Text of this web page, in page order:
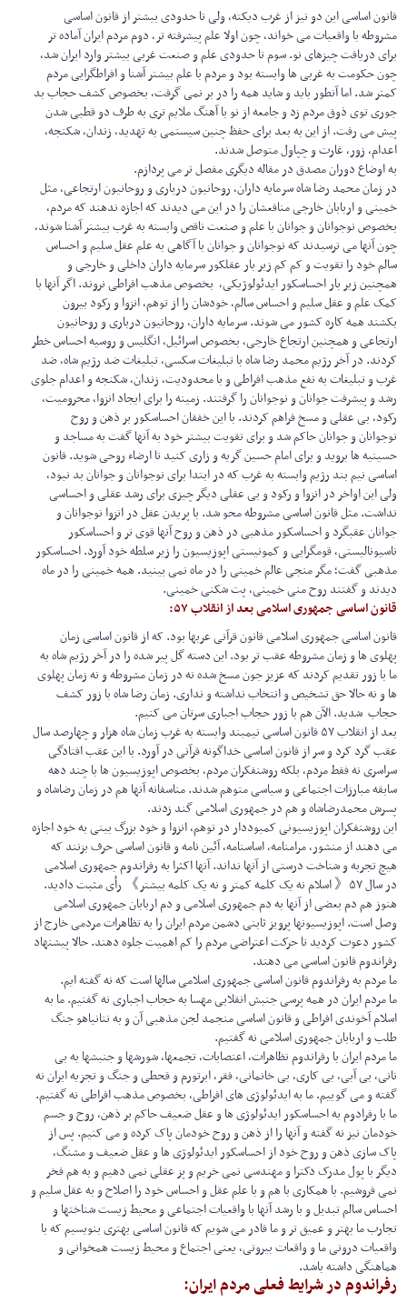
قانون اساسی این دو نیز از غرب دیکته، ولی تا حدودی بیشتر از قانون اساسی
مشروطه با واقعیات می خواند، چون اولا علم پیشرفته تر، دوم مردم ایران آماده تر
برای دریافت چیزهای نو. سوم تا حدودی علم و صنعت غربی بیشتر وارد ایران شد،
چون حکومت به غربی ها وابسته بود و مردم با علم بیشتر آشنا و افراطگرایی مردم
کمتر شد. اما آنطور باید و شاید همه را در بر نمی گرفت، بخصوص کشف حجاب بد
جوری توی ذوق مردم زد و جامعه از نو با آهنگ ملایم تری به طرف دو قطبی شدن
پیش می رفت. از این به بعد برای حفظ چنین سیستمی به تهدید، زندان، شکنجه،
اعدام، زور، غارت و چپاول متوصل شدند.
به اوضاع دوران مصدق در مقاله دیگری مفصل تر می پردازم.
در زمان محمد رضا شاه سرمایه داران، روحانیون درباری و روحانیون ارتجاعی، مثل
خمینی و اربابان خارجی منافعشان را در این می دیدند که اجازه ندهند که مردم،
بخصوص نوجوانان و جوانان با علم و صنعت ناقص وابسته به غرب بیشتر آشنا شوند،
چون آنها می ترسیدند که نوجوانان و جوانان با آگاهی به علم عقل سلیم و احساس
سالم خود را تقویت و کم کم زیر بار عقلکور سرمایه داران داخلی و خارجی و
همچنین زیر بار احساسکور ایدئولوژیکی، بخصوص مذهب افراطی نروند. اگر آنها با
کمک علم و عقل سلیم و احساس سالم، خودشان را از توهم، انزوا و رکود بیرون
بکشند همه کاره کشور می شوند. سرمایه داران، روحانیون درباری و روحانيون
ارتجاعی و همچنین ارتجاع خارجی، بخصوص اسرائیل، انگلیس و روسیه احساس خطر
کردند. در آخر رژیم محمد رضا شاه با تبلیغات سکسی، تبلیغات ضد رژیم شاه، ضد
غرب و تبلیغات به نفع مذهب افراطی و با محدودیت، زندان، شکنجه و اعدام جلوی
رشد و پیشرفت جوانان و نوجوانان را گرفتند. زمینه را برای ایجاد انزوا، محرومیت،
رکود، بی عقلی و مسخ فراهم کردند. با این خفقان احساسکور بر ذهن و روح
نوجوانان و جوانان حاکم شد و برای تقویت بیشتر خود به آنها گفت به مساجد و
حسینیه ها بروید و برای امام حسین گریه و زاری کنید تا ارضاء روحی شوید. قانون
اساسی نیم بند رژیم وابسته به غرب که در ابتدا برای نوجوانان‌ و جوانان بد نبود،
ولی این اواخر در انزوا و رکود و بی عقلی دیگر چیزی برای رشد عقلی و احساسی
نداشت. مثل قانون اساسی مشروطه محو شد. با پریدن عقل در انزوا نوجوانان و
جوانان عقبگرد و احساسکور مذهبی در ذهن و روح آنها قوی تر و احساسکور
ناسیونالیستی، قومگرایی و کمونیستی اپوزیسیون را زیر سلطه خود آورد. احساسکور
مذهبی گفت؛ مگر منجی عالم خمینی را در ماه نمی بینید. همه خمینی را در ماه
دیدند و گفتند روح منی خمینی، پت شکنی خمینی.
قانون اساسی جمهوری اسلامی بعد از انقلاب ۵۷:
قانون اساسی جمهوری اسلامی قانون قرآنی عربها بود. که از قانون اساسی زمان
پهلوی ها و زمان مشروطه عقب تر بود. این دسته گل پیر شده را در آخر رژیم شاه به
ما با زور تقدیم کردند که عزیز جون مسخ شده نه در زمان مشروطه و نه زمان پهلوی
ها و نه حالا حق تشخیص و انتخاب نداشته و نداری. زمان رضا شاه با زور کشف
حجاب شدید. الآن هم با زور حجاب اجباری سرتان می کنیم.
بعد از انقلاب ۵۷ قانون اساسی نیمبند وابسته به غرب زمان شاه هزار و چهارصد سال
عقب گرد کرد و سر از قانون اساسی خداگونه قرآنی در آورد. با این عقب افتادگی
سراسری نه فقط مردم، بلکه روشنفکران مردم، بخصوص اپوزیسیون ها با چند دهه
سابقه مبارزات اجتماعی و سیاسی متوهم شدند. متاسفانه آنها هم در زمان رضاشاه و
پسرش محمدرضاشاه و هم در جمهوری اسلامی گند زدند.
این روشنفکران اپوزیسیونی کمبوددار در توهم، انزوا و خود بزرگ بینی به خود اجازه
می دهند از منشور، مرامنامه، اساسنامه، آئین نامه و قانون اساسی حرف بزنند که
هیچ تجربه و شناخت درستی از آنها نداند. آنها اکثرا به رفراندوم جمهوری اسلامی
در سال ۵۷《 اسلام نه یک کلمه کمتر و نه یک کلمه بیشتر》 رأی مثبت دادید.
هنوز هم دم بعضی از آنها به دم جمهوری اسلامی و دم اربابان جمهوری اسلامی
وصل است. اپوزیسیونها پرویز ثابتی دشمن مردم ایران را به تظاهرات مردمی خارج از
کشور دعوت کردید تا حرکت اعتراضی مردم را کم اهمیت جلوه دهند. حالا پیشنهاد
رفراندوم قانون اساسی می دهند.
ما مردم به رفراندوم‌ قانون اساسی جمهوری اسلامی سالها است که نه گفته ایم.
ما مردم ایران در همه پرسی جنبش انقلابی مهسا به حجاب اجباری نه گفتیم. ما به
اسلام آخوندی افراطی و قانون اساسی منجمد لجن مذهبی آن و به نتانیاهو جنگ
طلب و اربابان جمهوری اسلامی نه گفتیم.
ما مردم‌ ایران با رفراندوم تظاهرات، اعتصابات، تجمعها، شورشها و جنبشها به بی
نانی، بی آبی، بی کاری، بی خانمانی، فقر، ابرتورم و قحطی و جنگ و تجزیه ایران نه
گفته و می گوییم. ما به ایدئولوژی های افراطی، بخصوص مذهب افراطی نه گفتیم.
ما با رفرادوم به احساسکور ایدئولوژی ها و عقل ضعیف حاکم بر ذهن، روح و جسم
خودمان نیز نه گفته و آنها را از ذهن و روح خودمان پاک کرده و می کنیم. پس از
پاک سازی ذهن و روح خود از احساسکور ایدئولوژی ها و عقل ضعیف و مشنگ،
دیگر با پول مدرک دکترا و مهندسی نمی خریم و پز عقلی نمی دهیم و به هم فخر
نمی فروشیم. با همکاری با هم و با علم عقل و احساس خود را اصلاح و به عقل سلیم و
احساس سالم تبدیل و با رشد آنها با واقعیات اجتماعی و محیط زیست شناختها و
تجارب ما بهتر و عمیق تر و ما قادر می شویم که قانون اساسی بهتری بنویسیم که با
واقعیات درونی ما و واقعات بیرونی، یعنی اجتماع و محیط زیست همخوانی و
هماهنگی داشته باشد.
رفراندوم در شرایط فعلی مردم ایران: